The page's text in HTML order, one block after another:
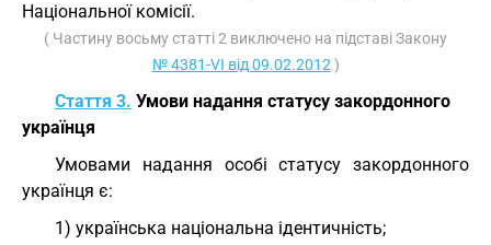
Національної комісії.
( Частину восьму статті 2 виключено на підставі Закону
№ 4381-VI від 09.02.2012 )
Стаття 3. Умови надання статусу закордонного
українця
Умовами надання особі статусу закордонного
українця є:
1) українська національна ідентичність;